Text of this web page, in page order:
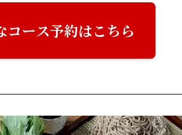
コース予約はこちら